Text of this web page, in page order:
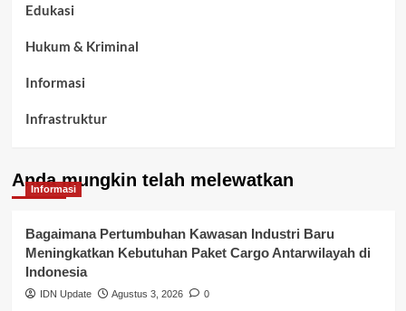
Edukasi
Hukum & Kriminal
Informasi
Infrastruktur
Kepegawaian & ASN Banyuasin
Kesehatan
Keuangan
Lalu Lintas
Anda mungkin telah melewatkan
Informasi
Bagaimana Pertumbuhan Kawasan Industri Baru
Meningkatkan Kebutuhan Paket Cargo Antarwilayah di
Indonesia
IDN Update Agustus 3, 2026 0